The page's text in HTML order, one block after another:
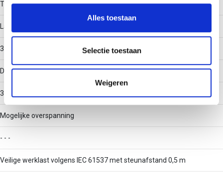
personaliseren, om functies voor social media te bieden
en om ons websiteverkeer te analyseren. Ook delen we
partners voor social media, adverteren en analyse. Deze
partners kunnen deze gegevens combineren met andere
verzameld op basis van uw gebruik van hun services.
Alles toestaan
Selectie toestaan
Weigeren
Type III
Langsdraaddiameter
3.9
Dwarsdraaddiameter
3.9
Mogelijke overspanning
- - -
Veilige werklast volgens IEC 61537 met steunafstand 0,5 m